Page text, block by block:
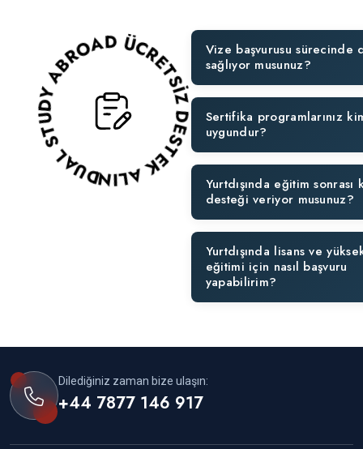
DUAL STUDY ABROAD ÜCRETSİZ DESTEK ALIN!Vize başvurusu sürecinde
sağlıyor musunuz?
Sertifika programlarınız
uygundur?
Yurtdışında eğitim sonrası
desteği veriyor musunuz?
Yurtdışında lisans ve
eğitimi için nasıl başvuru
yapabilirim?
Dilediğiniz zaman bize ulaşın:
+44 7877 146 917